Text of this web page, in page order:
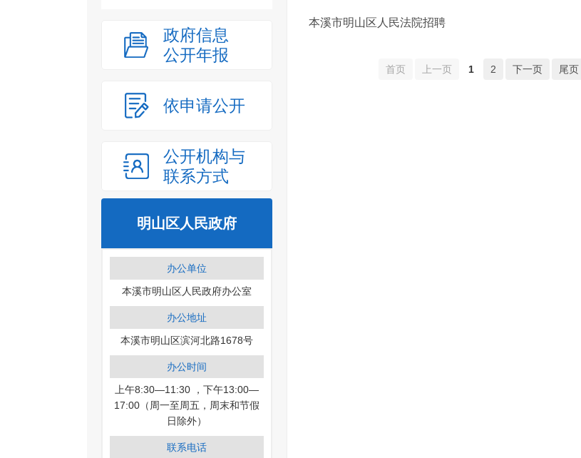
政府信息
公开年报
依申请公开
公开机构与
联系方式
明山区人民政府
办公单位
本溪市明山区人民政府办公室
办公地址
本溪市明山区滨河北路1678号
办公时间
上午8:30—11:30 ，下午13:00—
17:00（周一至周五，周末和节假
日除外）
联系电话
本溪市明山区人民法院招聘
首页 上一页 1 2 下一页 尾页